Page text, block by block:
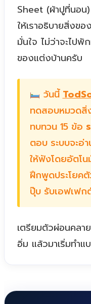
Sheet (ผ้าปูที่นอ
ให้เราอธิบายสิ่งข
มั่นใจ ไม่ว่าจะไปพั
ของแต่งบ้านครับ
วันนี้
ทดสอบหมวดสิ่
ทบทวน 15 ข้อ
ตอบ ระบบจะ
ให้ฟังโดยอัตโ
ฝึกพูดประโยค
ปุ๊บ รับเอฟเฟก
เตรียมตัวผ่อนคลา
อิ่ม แล้วมาเริ่มทำ